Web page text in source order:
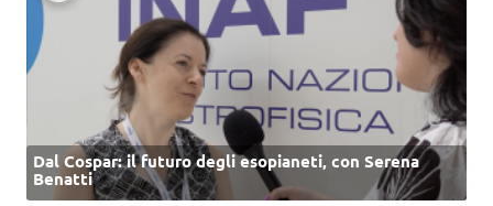
Dal Cospar: il futuro degli esopianeti, con Serena
Benatti